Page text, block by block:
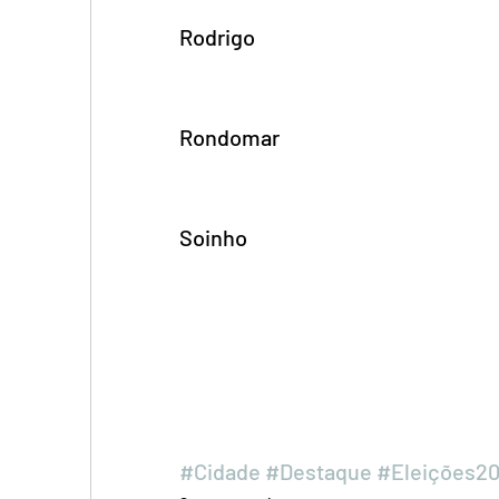
Rodrigo
Rondomar
Soinho
#Cidade #Destaque